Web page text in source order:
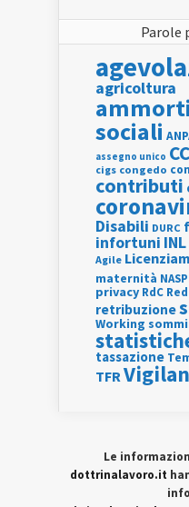
Parole
agricoltura
sociali
assegno unico
cigs congedo
contributi
Disabili DURC
infortuni INL
Agile
maternità
privacy RdC
retribuzione
Working
tassazione
TFR
Le
dottrinalavoro.it